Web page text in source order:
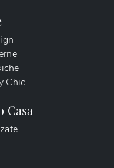
Chic
Casa